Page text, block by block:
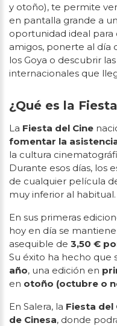
y otoño), te permite
en pantalla grande a
oportunidad ideal para
amigos, ponerte al día
los Goya o descubrir
internacionales que
¿Qué es la
La Fiesta del Cine
fomentar la
la cultura
Durante esos días, los
de cualquier película
muy inferior al habitual.
En sus primeras
hoy en día se
asequible de 3,50 €
Su éxito ha hecho que
año, una edición en
en otoño (octubre o
En Salera, la Fiesta del
de Cinesa, donde